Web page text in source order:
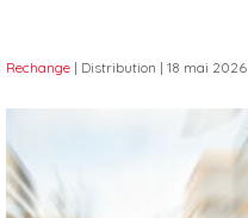
Rechange | Distribution | 18 mai 2026